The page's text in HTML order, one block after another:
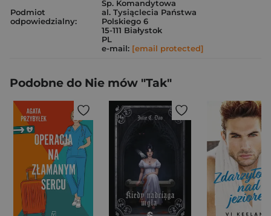
Podmiot
odpowiedzialny:
Sp. Komandytowa
al. Tysiąclecia Państwa
Polskiego 6
15-111 Białystok
PL
e-mail: [email protected]
Podobne do Nie mów "Tak"